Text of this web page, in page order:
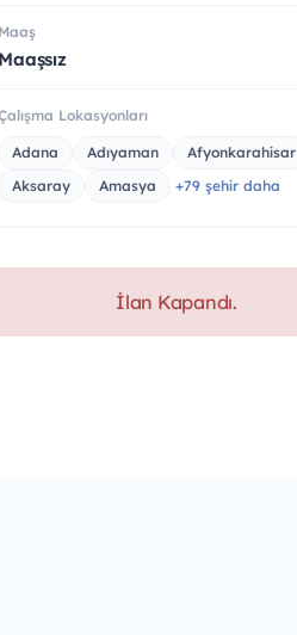
Maaş
Maaşsız
Lokasyonları
Adana Adıyaman Afyonkarahisar
Aksaray
Amasya +79 şehir daha
İlan Kapandı.